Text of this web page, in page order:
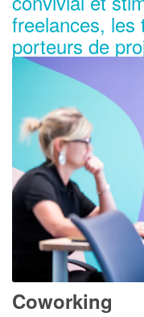
freelances, les
porteurs de
Coworking